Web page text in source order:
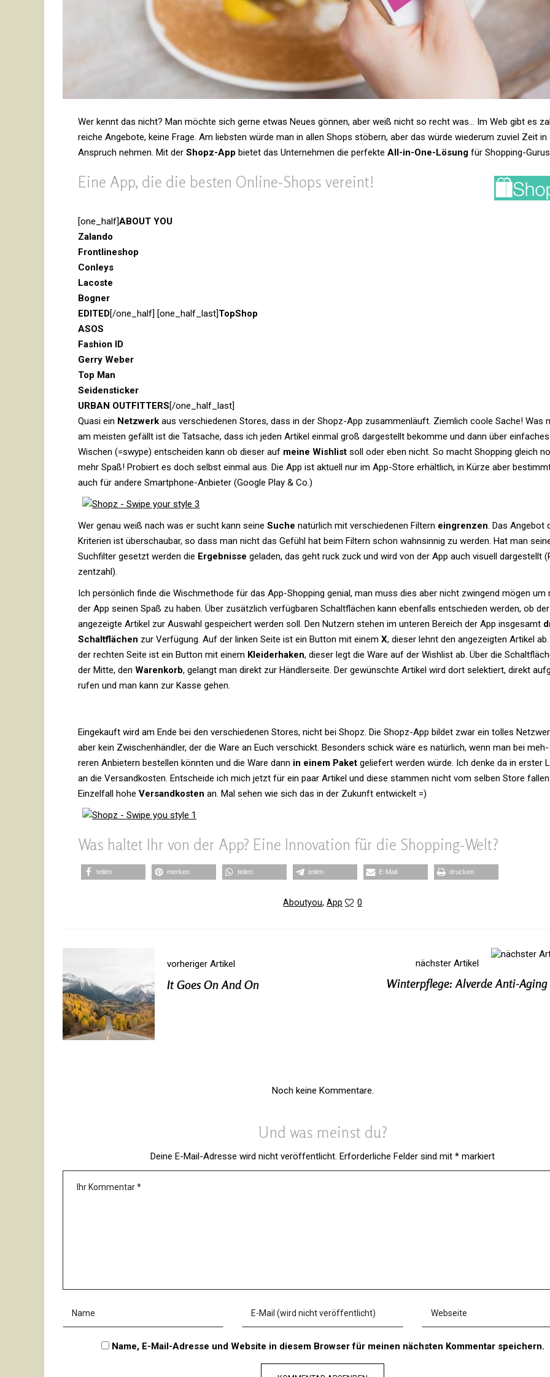
Wer kennt das nicht? Man möchte sich gerne etwas Neues gönnen, aber weiß nicht so recht was… Im Web gibt es
reiche Ange­bote, keine Frage. Am liebsten würde man in allen Shops stö­bern, aber das würde wie­derum zuviel Zeit in
Anspruch nehmen. Mit der Shopz-App bietet das Unter­nehmen die per­fekte All-in-One-Lösung für Shopping-
Eine App, die die besten Online-Shops vereint!
[one_​half]ABOUT YOU
Zalando
Front­li­ne­shop
Con­leys
Lacoste
Bogner
EDITED[/​one_​half] [one_​half_​last]Top­Shop
ASOS
Fashion ID
Gerry Weber
Top Man
Sei­den­sti­cker
URBAN OUT­FIT­TERS[/​one_​half_​last]
Quasi ein Netz­werk aus ver­schie­denen Stores, dass in der Shopz-App zusam­men­läuft. Ziem­lich coole Sache! Was
am meisten gefällt ist die Tat­sache, dass ich jeden Artikel einmal groß dar­ge­stellt bekomme und dann über ein­fa­ches
Wischen (=swype) ent­scheiden kann ob dieser auf meine Wish­list soll oder eben nicht. So macht Shop­ping gleich
mehr Spaß! Pro­biert es doch selbst einmal aus. Die App ist aktuell nur im App-Store erhält­lich, in Kürze aber
auch für andere Smart­phone-Anbieter (Google Play & Co.)
Wer genau weiß nach was er sucht kann seine Suche natür­lich mit ver­schie­denen Fil­tern ein­grenzen. Das Angebot
Kri­te­rien ist über­schaubar, so dass man nicht das Gefühl hat beim Fil­tern schon wahn­sinnig zu werden. Hat man
Such­filter gesetzt werden die Ergeb­nisse geladen, das geht ruck zuck und wird von der App auch visuell dar­ge­stellt
zent­zahl).
Ich per­sön­lich finde die Wischme­thode für das App-Shop­ping genial, man muss dies aber nicht zwin­gend mögen um
der App seinen Spaß zu haben. Über zusätz­lich ver­füg­baren Schalt­flä­chen kann eben­falls ent­schieden werden, ob der
ange­zeigte Artikel zur Aus­wahl gespei­chert werden soll. Den Nut­zern stehen im unteren Bereich der App ins­ge­samt
Schalt­flä­chen zur Ver­fü­gung. Auf der linken Seite ist ein Button mit einem X, dieser lehnt den ange­zeigten Artikel
der rechten Seite ist ein Button mit einem Klei­der­haken, dieser legt die Ware auf der Wish­list ab. Über die
der Mitte, den Waren­korb, gelangt man direkt zur Händ­ler­seite. Der gewünschte Artikel wird dort selek­tiert, direkt
rufen und man kann zur Kasse gehen.
Ein­ge­kauft wird am Ende bei den ver­schie­denen Stores, nicht bei Shopz. Die Shopz-App bildet zwar ein tolles
aber kein Zwi­schen­händler, der die Ware an Euch ver­schickt. Beson­ders schick wäre es natür­lich, wenn man bei meh­
reren Anbie­tern bestellen könnten und die Ware dann in einem Paket gelie­fert werden würde. Ich denke da in erster
an die Ver­sand­kosten. Ent­scheide ich mich jetzt für ein paar Artikel und diese stammen nicht vom selben Store
Ein­zel­fall hohe Ver­sand­kosten an. Mal sehen wie sich das in der Zukunft entwickelt =)
Was haltet Ihr von der App? Eine Inno­va­tion für die Shopping-Welt?
teilen merken teilen teilen E‑Mail dru­cken
Aboutyou,App 0
vorheriger Artikel
It Goes On And On
nächster Artikel
Winterpflege: Alverde Anti-Aging
Noch keine Kommentare.
Und was meinst du?
Deine E-Mail-Adresse wird nicht veröffentlicht. Erforderliche Felder sind mit* markiert
Name, E-Mail-Adresse und Website in diesem Browser für meinen nächsten Kommentar speichern.